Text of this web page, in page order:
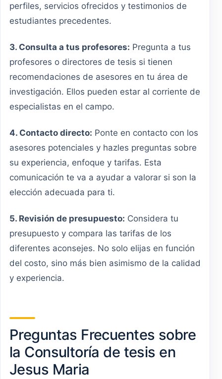
perfiles, servicios ofrecidos y testimonios de
estudiantes precedentes.
3. Consulta a tus profesores: Pregunta a tus
profesores o directores de tesis si tienen
recomendaciones de asesores en tu área de
investigación. Ellos pueden estar al corriente de
especialistas en el campo.
4. Contacto directo: Ponte en contacto con los
asesores potenciales y hazles preguntas sobre
su experiencia, enfoque y tarifas. Esta
comunicación te va a ayudar a valorar si son la
elección adecuada para ti.
5. Revisión de presupuesto: Considera tu
presupuesto y compara las tarifas de los
diferentes aconsejes. No solo elijas en función
del costo, sino más bien asimismo de la calidad
y experiencia.
Preguntas Frecuentes sobre
la Consultoría de tesis en
Jesus Maria